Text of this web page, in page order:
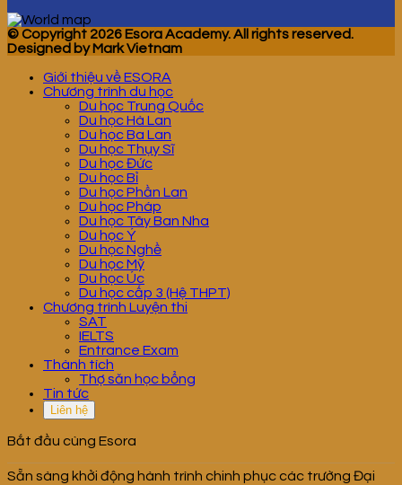
© Copyright 2026 Esora Academy. All rights reserved.
Designed by Mark Vietnam
Giới thiệu về ESORA
Chương trình du học
Du học Trung Quốc
Du học Hà Lan
Du học Ba Lan
Du học Thụy Sĩ
Du học Đức
Du học Bỉ
Du học Phần Lan
Du học Pháp
Du học Tây Ban Nha
Du học Ý
Du học Nghề
Du học Mỹ
Du học Úc
Du học cấp 3 (Hệ THPT)
Chương trình Luyện thi
SAT
IELTS
Entrance Exam
Thành tích
Thợ săn học bổng
Tin tức
Liên hệ
Bắt đầu cùng Esora
Sẵn sàng khởi động hành trình chinh phục các trường Đại